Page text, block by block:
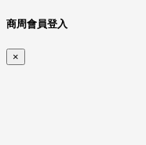
商周會員登入
×